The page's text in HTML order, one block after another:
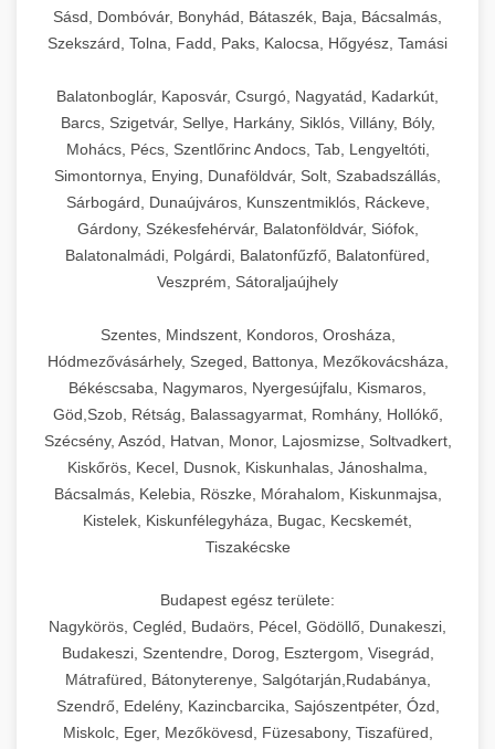
Sásd, Dombóvár, Bonyhád, Bátaszék, Baja, Bácsalmás,
Szekszárd, Tolna, Fadd, Paks, Kalocsa, Hőgyész, Tamási
Balatonboglár, Kaposvár, Csurgó, Nagyatád, Kadarkút,
Barcs, Szigetvár, Sellye, Harkány, Siklós, Villány, Bóly,
Mohács, Pécs, Szentlőrinc Andocs, Tab, Lengyeltóti,
Simontornya, Enying, Dunaföldvár, Solt, Szabadszállás,
Sárbogárd, Dunaújváros, Kunszentmiklós, Ráckeve,
Gárdony, Székesfehérvár, Balatonföldvár, Siófok,
Balatonalmádi, Polgárdi, Balatonfűzfő, Balatonfüred,
Veszprém, Sátoraljaújhely
Szentes, Mindszent, Kondoros, Orosháza,
Hódmezővásárhely, Szeged, Battonya, Mezőkovácsháza,
Békéscsaba, Nagymaros, Nyergesújfalu, Kismaros,
Göd,Szob, Rétság, Balassagyarmat, Romhány, Hollókő,
Szécsény, Aszód, Hatvan, Monor, Lajosmizse, Soltvadkert,
Kiskőrös, Kecel, Dusnok, Kiskunhalas, Jánoshalma,
Bácsalmás, Kelebia, Röszke, Mórahalom, Kiskunmajsa,
Kistelek, Kiskunfélegyháza, Bugac, Kecskemét,
Tiszakécske
Budapest egész területe:
Nagykörös, Cegléd, Budaörs, Pécel, Gödöllő, Dunakeszi,
Budakeszi, Szentendre, Dorog, Esztergom, Visegrád,
Mátrafüred, Bátonyterenye, Salgótarján,Rudabánya,
Szendrő, Edelény, Kazincbarcika, Sajószentpéter, Ózd,
Miskolc, Eger, Mezőkövesd, Füzesabony, Tiszafüred,